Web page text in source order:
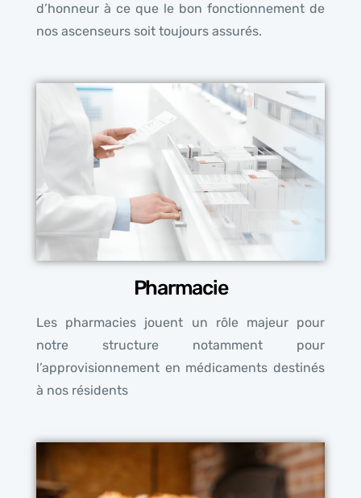
d’honneur à ce que le bon fonctionnement de
nos ascenseurs soit toujours assurés.
Pharmacie
Les pharmacies jouent un rôle majeur pour
notre structure notamment pour
l’approvisionnement en médicaments destinés
à nos résidents